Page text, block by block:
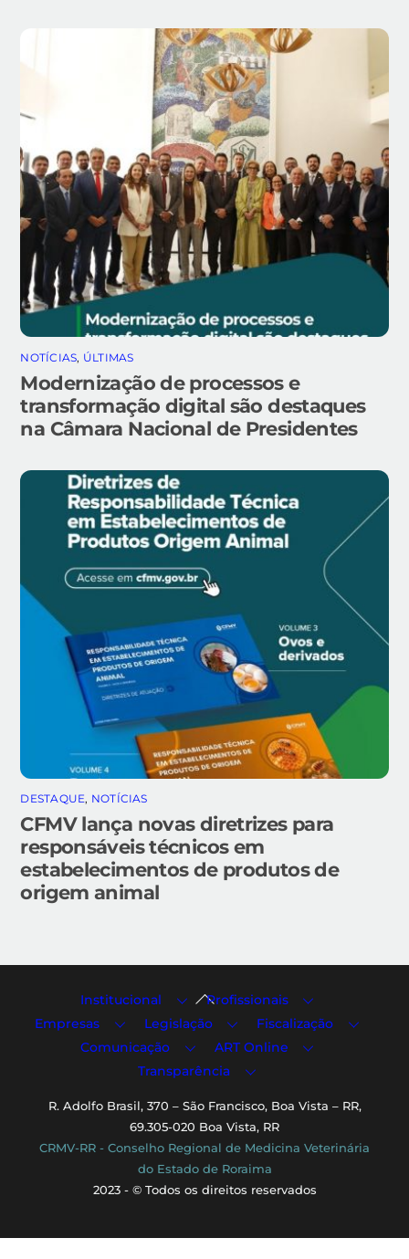
NOTÍCIAS, ÚLTIMAS
Modernização de processos e
transformação digital são destaques
na Câmara Nacional de Presidentes
DESTAQUE, NOTÍCIAS
CFMV lança novas diretrizes para
responsáveis técnicos em
estabelecimentos de produtos de
origem animal
Back
To
Top
Institucional
Profissionais
Empresas
Legislação
Fiscalização
Comunicação
ART Online
Transparência
R. Adolfo Brasil, 370 – São Francisco, Boa Vista – RR,
69.305-020 Boa Vista, RR
CRMV-RR - Conselho Regional de Medicina Veterinária
do Estado de Roraima
2023 - © Todos os direitos reservados